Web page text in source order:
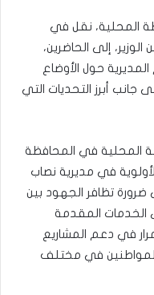
المحلية، نقل في
إلى الحاضرين،
حول الأوضاع
جانب أبرز التحديات التي
المحلية في المحافظة
في مديرية نصاب
تظافر الجهود بين
الخدمات المقدمة
في دعم المشاريع
المواطنين في مختلف